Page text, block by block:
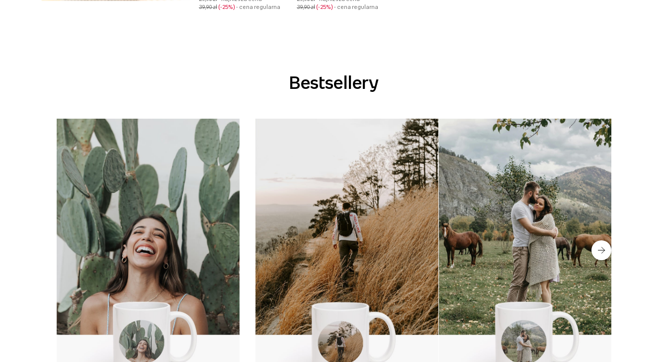
39,90 zł -25% - cena regularna
39,90 zł -25% - cena regularna
Bestsellery